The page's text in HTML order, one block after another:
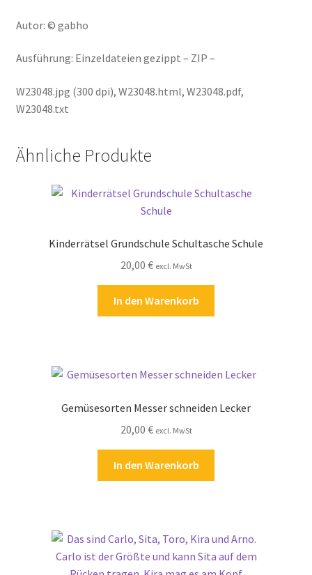
Autor: © gabho
Ausführung: Einzeldateien gezippt – ZIP –
W23048.jpg (300 dpi), W23048.html, W23048.pdf,
W23048.txt
Ähnliche Produkte
Kinderrätsel Grundschule Schultasche Schule
20,00 € excl. MwSt
In den Warenkorb
Gemüsesorten Messer schneiden Lecker
20,00 € excl. MwSt
In den Warenkorb